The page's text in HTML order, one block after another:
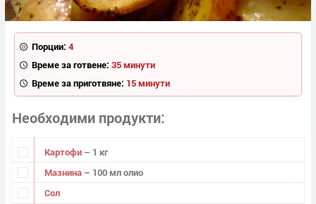
Порции: 4
Време за готвене: 35 минути
Време за приготвяне: 15 минути
Необходими продукти
Картофи – 1 кг
Мазнина – 100 мл олио
Сол